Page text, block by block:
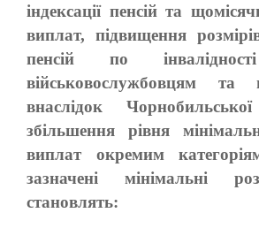
індексації пенсій та
виплат, підвищення
пенсій по
військовослужбовцям та
внаслідок
збільшення рівня
виплат окремим
зазначені мінімальні
становлять: